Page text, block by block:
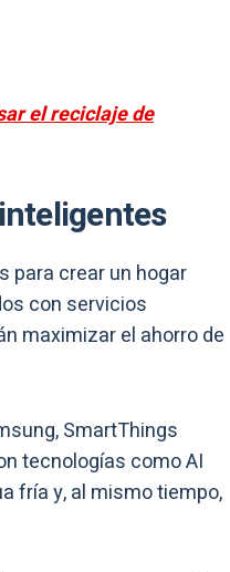
el reciclaje de
para crear un hogar
con servicios
maximizar el ahorro de
SmartThings
tecnologías como AI
fría y, al mismo tiempo,